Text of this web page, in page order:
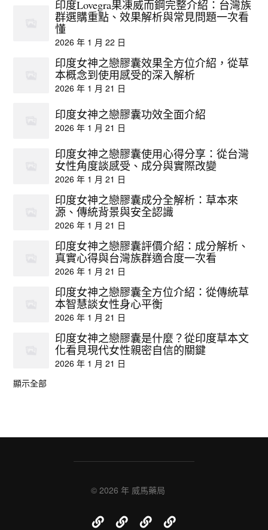
印度Lovegra果凍威而鋼完整介紹：台灣族
群選購重點、效果解析與常見問題一次看
懂
2026 年 1 月 22 日
印度女神之戀膠囊效果全方位介紹，從草
本概念到使用感受的深入解析
2026 年 1 月 21 日
印度女神之戀膠囊功效全面介紹
2026 年 1 月 21 日
印度女神之戀膠囊使用心得分享：從台灣
女性角度談感受、成分與實際改變
2026 年 1 月 21 日
印度女神之戀膠囊成分全解析：草本來
源、傳統背景與安全認識
2026 年 1 月 21 日
印度女神之戀膠囊評價介紹：成分解析、
真實心得與台灣族群適合度一次看
2026 年 1 月 21 日
印度女神之戀膠囊全方位介紹：從傳統草
本智慧談女性身心平衡
2026 年 1 月 21 日
印度女神之戀膠囊是什麼？從印度草本文
化看見現代女性親密自信的關鍵
2026 年 1 月 21 日
顯示全部
© 2026 年 威馬藥局